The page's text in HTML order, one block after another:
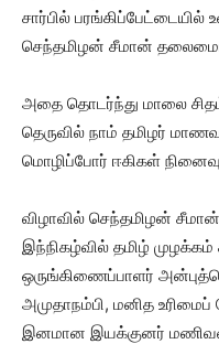
சார்பில்
செந்தமிழன் சீமான்
அதை தொடர்ந்து மாலை
தெருவில் நாம் தமிழர்
மொழிப்போர் ஈகிகள்
விழாவில் செந்தமிழன்
இந்நிகழ்வில் தமிழ்
ஒருங்கிணைப்பாளர்
அமுதாநம்பி, மனித உரிமைப்
இனமான இயக்குனர்